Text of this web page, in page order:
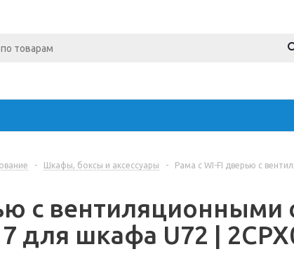
- Шкафы, боксы и аксессуары -
Рама с WI-FI дверью с
с вентиляционными
для шкафа U72 |